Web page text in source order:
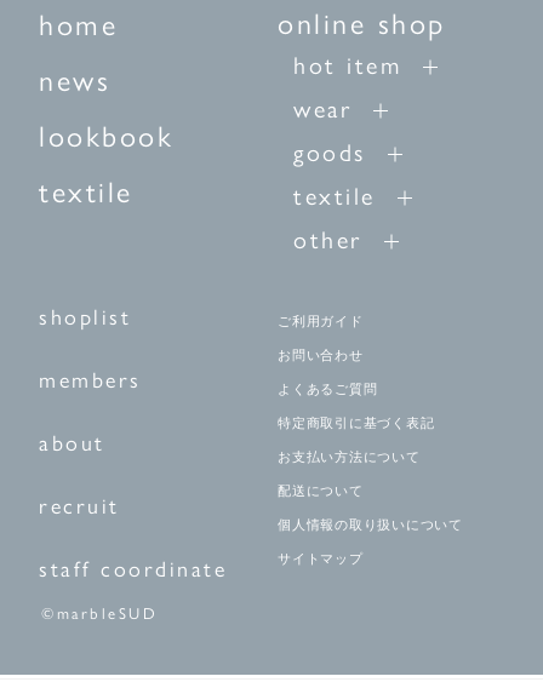
home
news
lookbook
textile
online shop
hot item
wear
goods
textile
other
shoplist
members
about
recruit
staff coordinate
ご利用ガイド
お問い合わせ
よくあるご質問
特定商取引に基づく表記
お支払い方法について
配送について
個人情報の取り扱いについて
サイトマップ
©marbleSUD